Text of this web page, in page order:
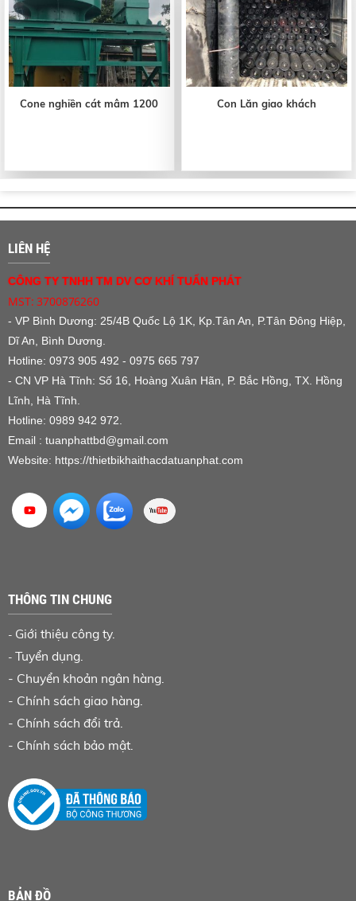
Cone nghiền cát mâm 1200 Con Lăn giao khách
LIÊN HỆ
CÔNG TY TNHH TM DV CƠ KHÍ TUẤN PHÁT
MST: 3700876260
- VP Bình Dương: 25/4B Quốc Lộ 1K, Kp.Tân An, P.Tân Đông Hiệp,
Dĩ An, Bình Dương.
Hotline: 0973 905 492 - 0975 665 797
- CN VP Hà Tĩnh: Số 16, Hoàng Xuân Hãn, P. Bắc Hồng, TX. Hồng
Lĩnh, Hà Tĩnh.
Hotline: 0989 942 972.
Email : tuanphattbd@gmail.com
Website: https://thietbikhaithacdatuanphat.com
THÔNG TIN CHUNG
- Giới thiệu công ty.
- Tuyển dụng.
- Chuyển khoản ngân hàng
- Chính sách giao hàng.
- Chính sách đổi trả.
- Chính sách bảo mật.
BẢN ĐỒ